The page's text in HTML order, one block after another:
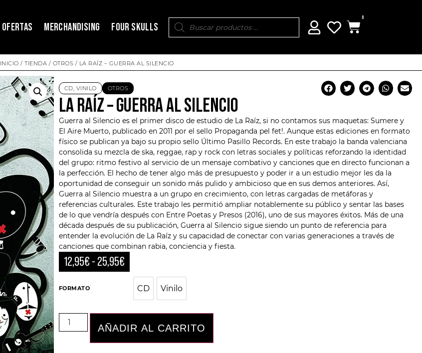
OFERTAS MERCHANDISING FOUR SKULLS
0
INICIO / TIENDA / OTROS / LA RAÍZ – GUERRA AL SILENCIO
CD, VINILO OTROS
LA RAÍZ – GUERRA AL SILENCIO
Guerra al Silencio es el primer disco de estudio de La Raíz, si no contamos sus maquetas: Sumere y
El Aire Muerto, publicado en 2011 por el sello Propaganda pel fet!. Aunque estas ediciones en formato
físico se publican ya bajo su propio sello Último Pasillo Records. En este trabajo la banda valenciana
consolida su mezcla de ska, reggae, rap y rock con letras sociales y políticas reforzando la identidad
del grupo: ritmo festivo al servicio de un mensaje combativo y canciones que en directo funcionan a
la perfección. El hecho de tener algo más de presupuesto y poder ir a un estudio mejor les da la
oportunidad de conseguir un sonido más pulido y ambicioso que en sus demos anteriores. Así,
Guerra al Silencio muestra a un grupo en crecimiento, con letras cargadas de metáforas y
referencias culturales. Este trabajo les permitió ampliar notablemente su público y sentar las bases
de lo que vendría después con Entre Poetas y Presos (2016), uno de sus mayores éxitos. Más de una
década después de su publicación, Guerra al Silencio sigue siendo un punto de referencia para
entender la evolución de La Raíz y su capacidad de conectar con varias generaciones a través de
canciones que combinan rabia, conciencia y fiesta.
12,95€ - 25,95€
FORMATO CD CDVinilo
AÑADIR AL CARRITO